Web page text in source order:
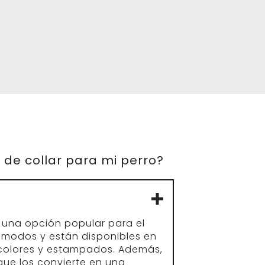
collar para mi perro?
opción popular para el
y están disponibles en
y estampados. Además,
los convierte en una